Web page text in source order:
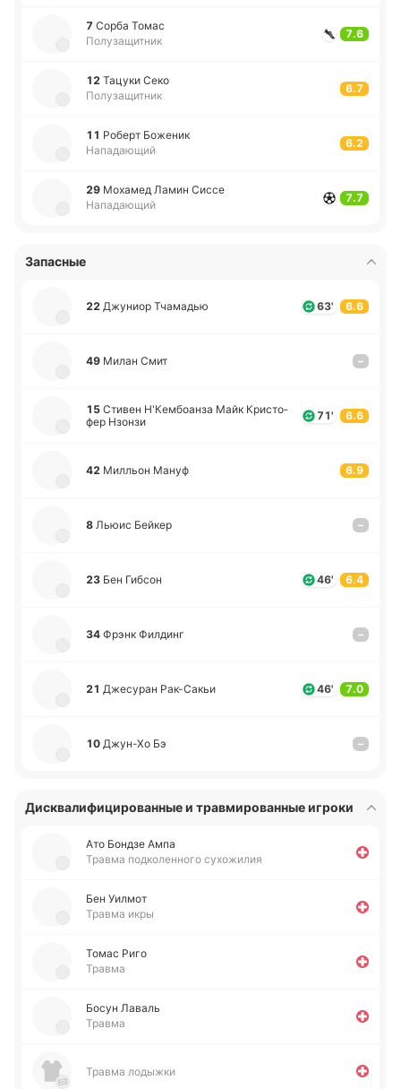
7 Сорба Томас
Полузащитник
7.6
12 Тацуки Секо
Полузащитник
6.7
11 Роберт Бо­же­ник
Нападающий
6.2
29 Мо­ха­мед Ламин Сиссе
Нападающий
7.7
Запасные
22 Джу­ниор Тча­ма­дью 63' 6.6
49 Милан Смит –
15 Стивен Н'Ке­мбоа­нза Майк Кри­сто­
фер Нзонзи
71' 6.6
42 Ми­лльон Мануф 6.9
8 Льюис Бейкер –
23 Бен Гибсон 46' 6.4
34 Фрэнк Фи­лдинг –
21 Дже­су­ран Ра­к-Са­кьи 46' 7.0
10 Джу­н-Хо Бэ –
Дисквалифицированные и травмированные игроки
Ато Бондзе Ампа
Травма подколенного сухожилия
Бен Уилмот
Травма икры
Томас Риго
Травма
Босун Лаваль
Травма
Травма лодыжки